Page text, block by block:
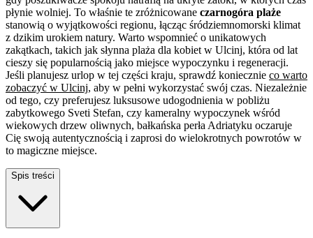
płynie wolniej. To właśnie te zróżnicowane czarnogóra plaże
stanowią o wyjątkowości regionu, łącząc śródziemnomorski klimat
z dzikim urokiem natury. Warto wspomnieć o unikatowych
zakątkach, takich jak słynna plaża dla kobiet w Ulcinj, która od lat
cieszy się popularnością jako miejsce wypoczynku i regeneracji.
Jeśli planujesz urlop w tej części kraju, sprawdź koniecznie co warto
zobaczyć w Ulcinj, aby w pełni wykorzystać swój czas. Niezależnie
od tego, czy preferujesz luksusowe udogodnienia w pobliżu
zabytkowego Sveti Stefan, czy kameralny wypoczynek wśród
wiekowych drzew oliwnych, bałkańska perła Adriatyku oczaruje
Cię swoją autentycznością i zaprosi do wielokrotnych powrotów w
to magiczne miejsce.
Spis treści